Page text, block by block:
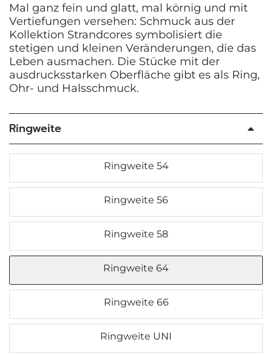
Mal ganz fein und glatt, mal körnig und mit
Vertiefungen versehen: Schmuck aus der
Kollektion Strandcores symbolisiert die
stetigen und kleinen Veränderungen, die das
Leben ausmachen. Die Stücke mit der
ausdrucksstarken Oberfläche gibt es als Ring,
Ohr- und Halsschmuck.
Ringweite
Ringweite 54
Ringweite 56
Ringweite 58
Ringweite 64
Ringweite 66
Ringweite UNI